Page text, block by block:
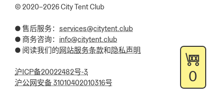
© 2020–2026 City Tent Club
● 售后服务： services@citytent.club
● 商务咨询： info@citytent.club
● 阅读我们的网站服务条款和隐私声明
沪ICP备20022482号-3
沪公网安备 31010402010316号
0